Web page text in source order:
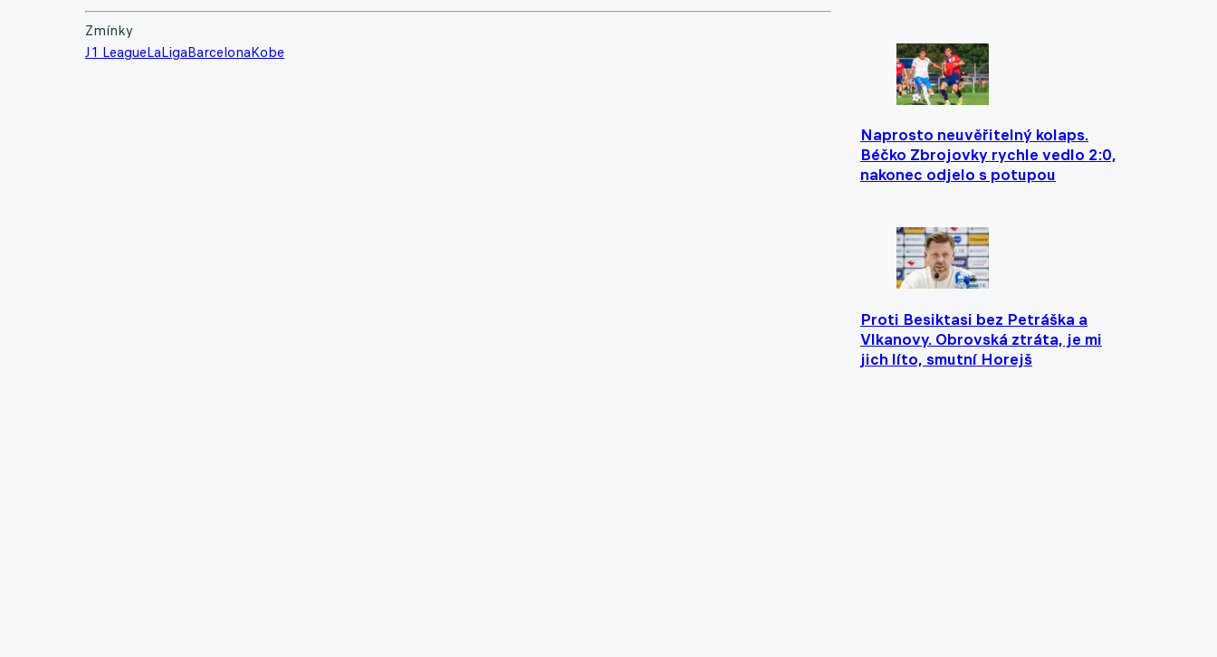
Naprosto neuvěřitelný kolaps.
Béčko Zbrojovky rychle vedlo 2:0,
nakonec odjelo s potupou
Proti Besiktasi bez Petráška a
Vlkanovy. Obrovská ztráta, je mi
jich líto, smutní Horejš
Zmínky
J1 LeagueLaLigaBarcelonaKobe